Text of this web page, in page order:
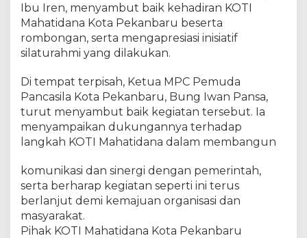
e
l
a
Ibu Iren, menyambut baik kehadiran KOTI
Mahatidana Kota Pekanbaru beserta
rombongan, serta mengapresiasi inisiatif
silaturahmi yang dilakukan.
Di tempat terpisah, Ketua MPC Pemuda
Pancasila Kota Pekanbaru, Bung Iwan Pansa,
turut menyambut baik kegiatan tersebut. Ia
menyampaikan dukungannya terhadap
langkah KOTI Mahatidana dalam membangun
komunikasi dan sinergi dengan pemerintah,
serta berharap kegiatan seperti ini terus
berlanjut demi kemajuan organisasi dan
masyarakat.
Pihak KOTI Mahatidana Kota Pekanbaru